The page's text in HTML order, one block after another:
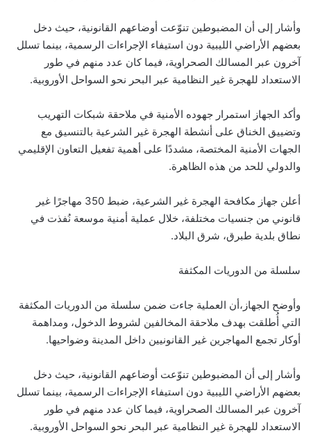
وأشار إلى أن المضبوطين تنوّعت أوضاعهم القانونية، حيث دخل
بعضهم الأراضي الليبية دون استيفاء الإجراءات الرسمية، بينما تسلل
آخرون عبر المسالك الصحراوية، فيما كان عدد منهم في طور
الاستعداد للهجرة غير النظامية عبر البحر نحو السواحل الأوروبية.
وأكد الجهاز استمرار جهوده الأمنية في ملاحقة شبكات التهريب
وتضييق الخناق على أنشطة الهجرة غير الشرعية بالتنسيق مع
الجهات الأمنية المختصة، مشددًا على أهمية تفعيل التعاون الإقليمي
والدولي للحد من هذه الظاهرة.
أعلن جهاز مكافحة الهجرة غير الشرعية، ضبط 350 مهاجرًا غير
قانوني من جنسيات مختلفة، خلال عملية أمنية موسعة نُفذت في
نطاق بلدية طبرق، شرق البلاد.
سلسلة من الدوريات المكثفة
وأوضح الجهاز،أن العملية جاءت ضمن سلسلة من الدوريات المكثفة
التي أُطلقت بهدف ملاحقة المخالفين لشروط الدخول، ومداهمة
أوكار تجمع المهاجرين غير القانونيين داخل المدينة وضواحيها.
وأشار إلى أن المضبوطين تنوّعت أوضاعهم القانونية، حيث دخل
بعضهم الأراضي الليبية دون استيفاء الإجراءات الرسمية، بينما تسلل
آخرون عبر المسالك الصحراوية، فيما كان عدد منهم في طور
الاستعداد للهجرة غير النظامية عبر البحر نحو السواحل الأوروبية.